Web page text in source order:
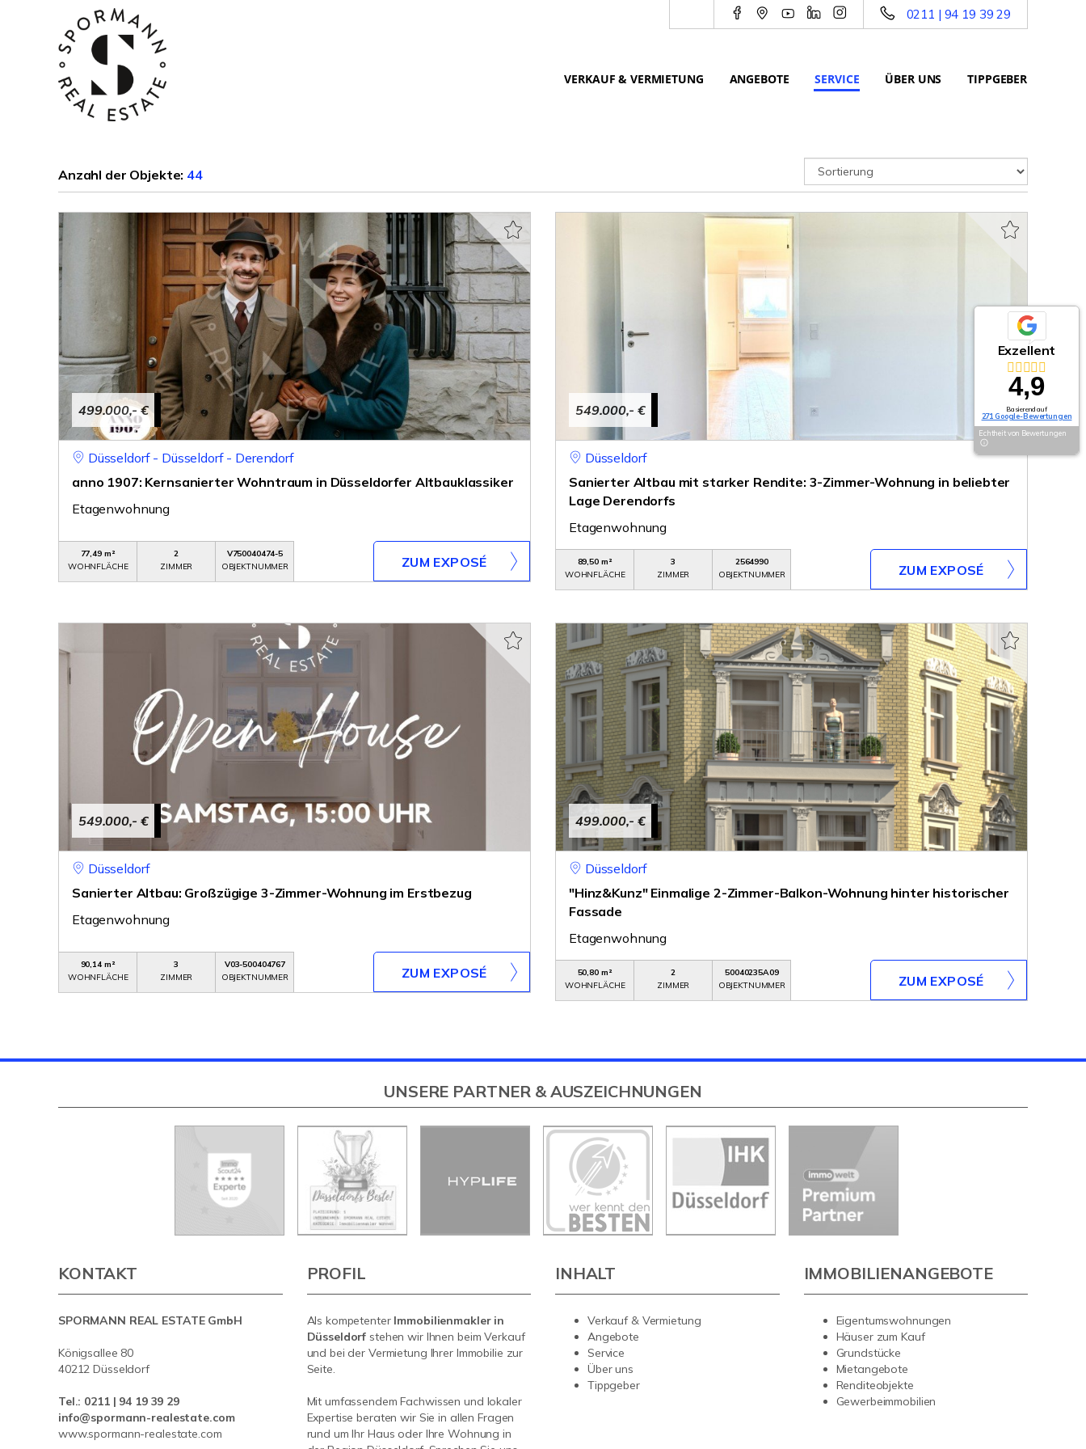
0211 | 94 19 39 29
VERKAUF & VERMIETUNG ANGEBOTE SERVICE ÜBER UNS TIPPGEBER
Anzahl der Objekte: 44
499.000,- €
Düsseldorf - Düsseldorf - Derendorf
anno 1907: Kernsanierter Wohntraum in Düsseldorfer Altbauklassiker
Etagenwohnung
77,49 m²
WOHNFLÄCHE
2
ZIMMER
V750040474-5
OBJEKTNUMMER
ZUM EXPOSÉ
549.000,- €
Düsseldorf
Sanierter Altbau mit starker Rendite: 3-Zimmer-Wohnung in beliebter
Lage Derendorfs
Etagenwohnung
89,50 m²
WOHNFLÄCHE
3
ZIMMER
2564990
OBJEKTNUMMER
ZUM EXPOSÉ
549.000,- €
Düsseldorf
Sanierter Altbau: Großzügige 3-Zimmer-Wohnung im Erstbezug
Etagenwohnung
90,14 m²
WOHNFLÄCHE
3
ZIMMER
V03-500404767
OBJEKTNUMMER
ZUM EXPOSÉ
499.000,- €
Düsseldorf
"Hinz&Kunz" Einmalige 2-Zimmer-Balkon-Wohnung hinter historischer
Fassade
Etagenwohnung
50,80 m²
WOHNFLÄCHE
2
ZIMMER
50040235A09
OBJEKTNUMMER
ZUM EXPOSÉ
Exzellent
4,9
Basierend auf
271 Google-Bewertungen
Echtheit von Bewertungen
UNSERE PARTNER & AUSZEICHNUNGEN
KONTAKT
SPORMANN REAL ESTATE GmbH
Königsallee 80
40212 Düsseldorf
Tel.: 0211 | 94 19 39 29
info@spormann-realestate.com
www.spormann-realestate.com
PROFIL
Als kompetenter Immobilienmakler in
Düsseldorf stehen wir Ihnen beim Verkauf
und bei der Vermietung Ihrer Immobilie zur
Seite.
Mit umfassendem Fachwissen und lokaler
Expertise beraten wir Sie in allen Fragen
rund um Ihr Haus oder Ihre Wohnung in
INHALT
Verkauf & Vermietung
Angebote
Service
Über uns
Tippgeber
IMMOBILIENANGEBOTE
Eigentumswohnungen
Häuser zum Kauf
Grundstücke
Mietangebote
Renditeobjekte
Gewerbeimmobilien